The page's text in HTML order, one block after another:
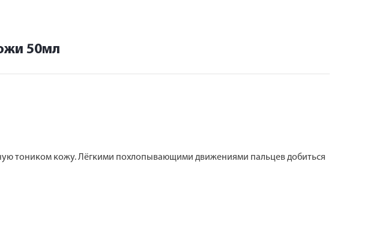
50мл
тоником кожу. Лёгкими похлопывающими движениями пальцев добиться